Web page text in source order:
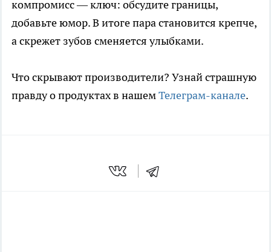
компромисс — ключ: обсудите границы,
добавьте юмор. В итоге пара становится крепче,
а скрежет зубов сменяется улыбками.
Что скрывают производители? Узнай страшную
правду о продуктах в нашемТелеграм-канале.